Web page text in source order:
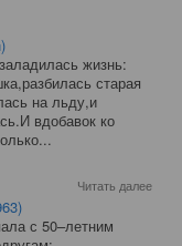
жизнь:
старая
на льду,и
вдобавок ко
Читать далее
с 50–летним